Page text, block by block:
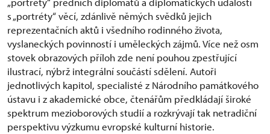
s „portréty“ věcí, zdánlivě němých svědků jejich
reprezentačních aktů i všedního rodinného života,
vyslaneckých povinností i uměleckých zájmů. Více než osm
stovek obrazových příloh zde není pouhou zpestřující
ilustrací, nýbrž integrální součástí sdělení. Autoři
jednotlivých kapitol, specialisté z Národního památkového
ústavu i z akademické obce, čtenářům předkládají široké
spektrum mezioborových studií a rozkrývají tak netradiční
perspektivu výzkumu evropské kulturní historie.